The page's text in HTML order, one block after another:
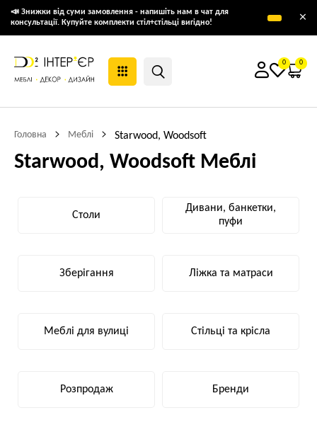
📣 Знижки від суми замовлення - напишіть нам в чат для
консультації. Купуйте комплекти стіл+стільці вигідно!
×
0 0
Головна Меблі Starwood, Woodsoft
Starwood, Woodsoft Меблі
Столи
Дивани, банкетки,
пуфи
Зберігання Ліжка та матраси
Меблі для вулиці Стільці та крісла
Розпродаж Бренди